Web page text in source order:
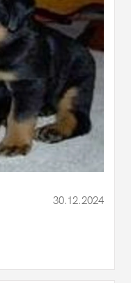
30.12.2024